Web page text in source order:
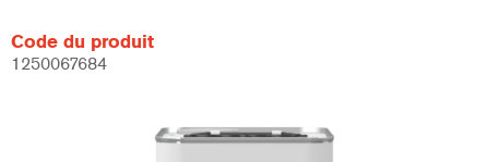
Code du produit
1250067684